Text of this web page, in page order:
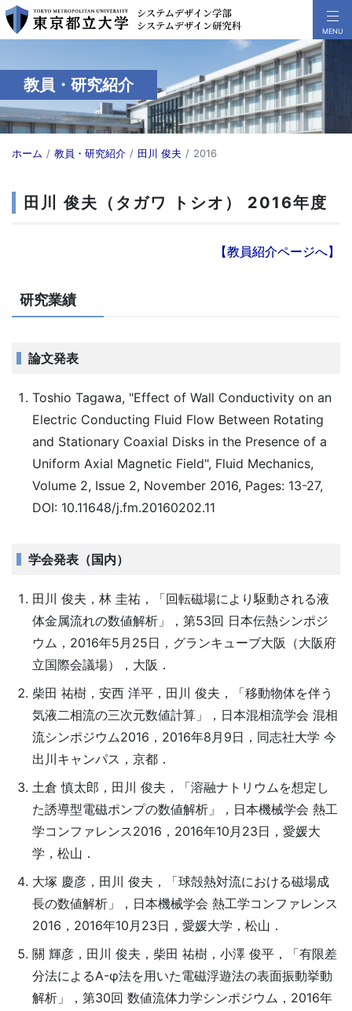
教員・研究紹介
ホーム 教員・研究紹介 田川 俊夫 2016
田川 俊夫（タガワ トシオ） 2016年度
【教員紹介ページへ】
研究業績
論文発表
Toshio Tagawa, "Effect of Wall Conductivity on an
Electric Conducting Fluid Flow Between Rotating
and Stationary Coaxial Disks in the Presence of a
Uniform Axial Magnetic Field", Fluid Mechanics,
Volume 2, Issue 2, November 2016, Pages: 13-27,
DOI: 10.11648/j.fm.20160202.11
学会発表（国内）
田川 俊夫，林 圭祐，「回転磁場により駆動される液
体金属流れの数値解析」，第53回 日本伝熱シンポジ
ウム，2016年5月25日，グランキューブ大阪（大阪府
立国際会議場），大阪．
柴田 祐樹，安西 洋平，田川 俊夫，「移動物体を伴う
気液二相流の三次元数値計算」，日本混相流学会 混相
流シンポジウム2016，2016年8月9日，同志社大学 今
出川キャンパス，京都．
土倉 慎太郎，田川 俊夫，「溶融ナトリウムを想定し
た誘導型電磁ポンプの数値解析」，日本機械学会 熱工
学コンファレンス2016，2016年10月23日，愛媛大
学，松山．
大塚 慶彦，田川 俊夫，「球殻熱対流における磁場成
長の数値解析」，日本機械学会 熱工学コンファレンス
2016，2016年10月23日，愛媛大学，松山．
關 輝彦，田川 俊夫，柴田 祐樹，小澤 俊平，「有限差
分法によるA-φ法を用いた電磁浮遊法の表面振動挙動
解析」，第30回 数値流体力学シンポジウム，2016年